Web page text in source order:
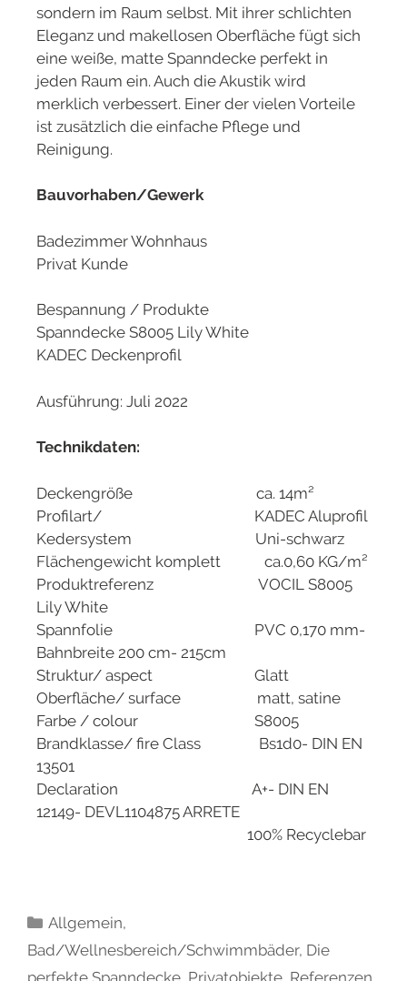
sondern im Raum selbst. Mit ihrer schlichten
Eleganz und makellosen Oberfläche fügt sich
eine weiße, matte Spanndecke perfekt in
jeden Raum ein. Auch die Akustik wird
merklich verbessert. Einer der vielen Vorteile
ist zusätzlich die einfache Pflege und
Reinigung.
Bauvorhaben/Gewerk
Badezimmer Wohnhaus
Privat Kunde
Bespannung / Produkte
Spanndecke S8005 Lily White
KADEC Deckenprofil
Ausführung: Juli 2022
Technikdaten:
Deckengröße ca. 14m²
Profilart/ KADEC Aluprofil
Kedersystem Uni-schwarz
Flächengewicht komplett ca.0,60 KG/m²
Produktreferenz VOCIL S8005
Lily White
Spannfolie PVC 0,170 mm-
Bahnbreite 200 cm- 215cm
Struktur/ aspect Glatt
Oberfläche/ surface matt, satine
Farbe / colour S8005
Brandklasse/ fire Class Bs1d0- DIN EN
13501
Declaration A+- DIN EN
12149- DEVL1104875 ARRETE
100% Recyclebar
Allgemein,
Bad/Wellnesbereich/Schwimmbäder, Die